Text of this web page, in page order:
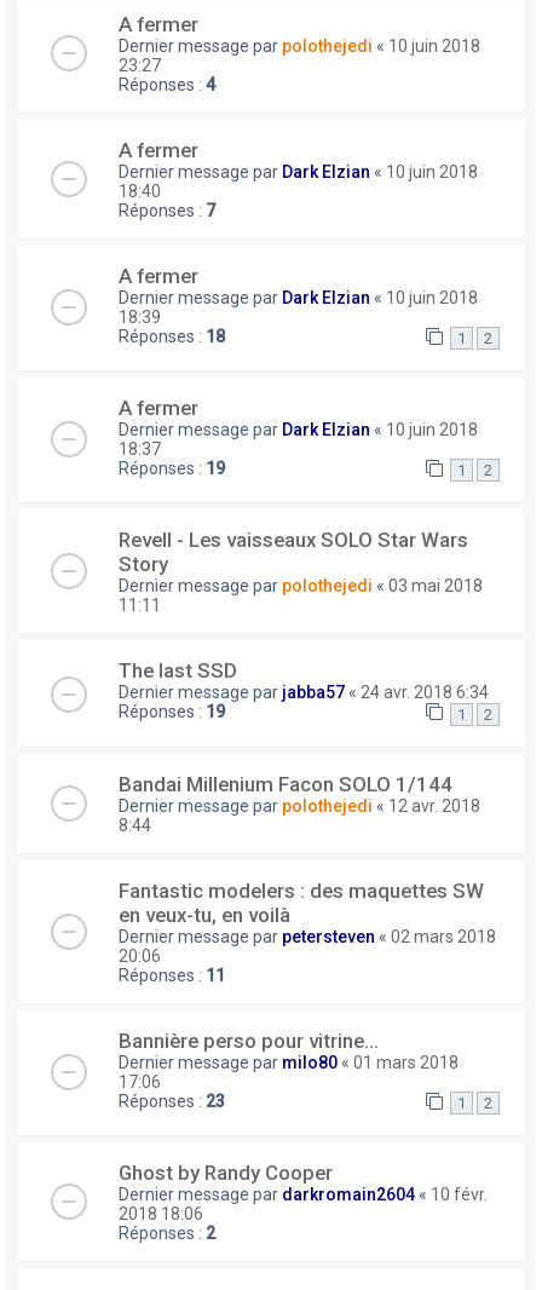
A fermer
Dernier message par polothejedi « 10 juin 2018
23:27
Réponses : 4
A fermer
Dernier message par Dark Elzian « 10 juin 2018
18:40
Réponses : 7
A fermer
Dernier message par Dark Elzian « 10 juin 2018
18:39
Réponses : 18 1 2
A fermer
Dernier message par Dark Elzian « 10 juin 2018
18:37
Réponses : 19 1 2
Revell - Les vaisseaux SOLO Star Wars
Story
Dernier message par polothejedi « 03 mai 2018
11:11
The last SSD
Dernier message par jabba57 « 24 avr. 2018 6:34
Réponses : 19 1 2
Bandai Millenium Facon SOLO 1/144
Dernier message par polothejedi « 12 avr. 2018
8:44
Fantastic modelers : des maquettes SW
en veux-tu, en voilà
Dernier message par petersteven « 02 mars 2018
20:06
Réponses : 11
Bannière perso pour vitrine...
Dernier message par milo80 « 01 mars 2018
17:06
Réponses : 23 1 2
Ghost by Randy Cooper
Dernier message par darkromain2604 « 10 févr.
2018 18:06
Réponses : 2